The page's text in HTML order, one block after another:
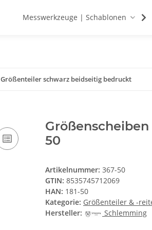
Messwerkzeuge | Schablonen
Größenteiler schwarz beidseitig bedruckt
50
Artikelnummer: 367-50
GTIN: 8535745712069
HAN: 181-50
Kategorie: Größenteiler & -
Hersteller:
Schlemming